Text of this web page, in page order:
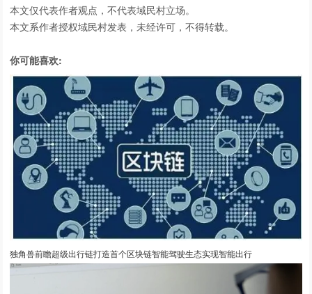
本文仅代表作者观点，不代表域民村立场。
本文系作者授权域民村发表，未经许可，不得转载。
你可能喜欢:
独角兽前瞻超级出行链打造首个区块链智能驾驶生态实现智能出行